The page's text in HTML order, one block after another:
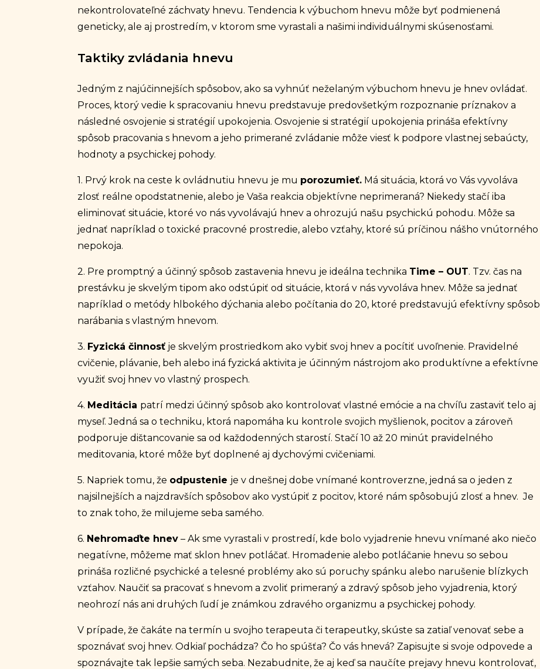
nekontrolovateľné záchvaty hnevu. Tendencia k výbuchom hnevu môže byť podmienená
geneticky, ale aj prostredím, v ktorom sme vyrastali a našimi individuálnymi skúsenosťami.
Taktiky zvládania hnevu
Jedným z najúčinnejších spôsobov, ako sa vyhnúť neželaným výbuchom hnevu je hnev ovládať.
Proces, ktorý vedie k spracovaniu hnevu predstavuje predovšetkým rozpoznanie príznakov a
následné osvojenie si stratégií upokojenia. Osvojenie si stratégií upokojenia prináša efektívny
spôsob pracovania s hnevom a jeho primerané zvládanie môže viesť k podpore vlastnej sebaúcty,
hodnoty a psychickej pohody.
1. Prvý krok na ceste k ovládnutiu hnevu je mu porozumieť. Má situácia, ktorá vo Vás vyvoláva
zlosť reálne opodstatnenie, alebo je Vaša reakcia objektívne neprimeraná? Niekedy stačí iba
eliminovať situácie, ktoré vo nás vyvolávajú hnev a ohrozujú našu psychickú pohodu. Môže sa
jednať napríklad o toxické pracovné prostredie, alebo vzťahy, ktoré sú príčinou nášho vnútorného
nepokoja.
2. Pre promptný a účinný spôsob zastavenia hnevu je ideálna technika Time – OUT. Tzv. čas na
prestávku je skvelým tipom ako odstúpiť od situácie, ktorá v nás vyvoláva hnev. Môže sa jednať
napríklad o metódy hlbokého dýchania alebo počítania do 20, ktoré predstavujú efektívny spôsob
narábania s vlastným hnevom.
3. Fyzická činnosť je skvelým prostriedkom ako vybiť svoj hnev a pocítiť uvoľnenie. Pravidelné
cvičenie, plávanie, beh alebo iná fyzická aktivita je účinným nástrojom ako produktívne a efektívne
využiť svoj hnev vo vlastný prospech.
4. Meditácia patrí medzi účinný spôsob ako kontrolovať vlastné emócie a na chvíľu zastaviť telo aj
myseľ. Jedná sa o techniku, ktorá napomáha ku kontrole svojich myšlienok, pocitov a zároveň
podporuje dištancovanie sa od každodenných starostí. Stačí 10 až 20 minút pravidelného
meditovania, ktoré môže byť doplnené aj dychovými cvičeniami.
5. Napriek tomu, že odpustenie je v dnešnej dobe vnímané kontroverzne, jedná sa o jeden z
najsilnejších a najzdravších spôsobov ako vystúpiť z pocitov, ktoré nám spôsobujú zlosť a hnev. Je
to znak toho, že milujeme seba samého.
6. Nehromaďte hnev – Ak sme vyrastali v prostredí, kde bolo vyjadrenie hnevu vnímané ako niečo
negatívne, môžeme mať sklon hnev potláčať. Hromadenie alebo potláčanie hnevu so sebou
prináša rozličné psychické a telesné problémy ako sú poruchy spánku alebo narušenie blízkych
vzťahov. Naučiť sa pracovať s hnevom a zvoliť primeraný a zdravý spôsob jeho vyjadrenia, ktorý
neohrozí nás ani druhých ľudí je známkou zdravého organizmu a psychickej pohody.
V prípade, že čakáte na termín u svojho terapeuta či terapeutky, skúste sa zatiaľ venovať sebe a
spoznávať svoj hnev. Odkiaľ pochádza? Čo ho spúšťa? Čo vás hnevá? Zapisujte si svoje odpovede a
spoznávajte tak lepšie samých seba. Nezabudnite, že aj keď sa naučíte prejavy hnevu kontrolovať,